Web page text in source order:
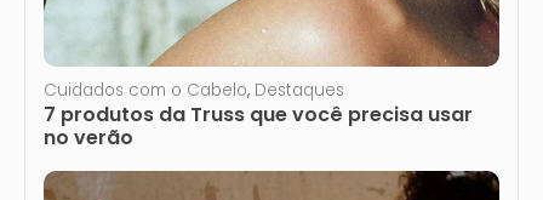
7 produtos da Truss que você precisa usar
no verão
Cuidados com o Cabelo, Destaques